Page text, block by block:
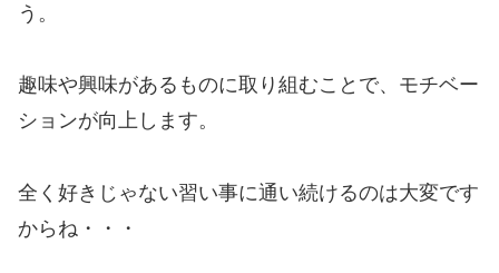
う。
趣味や興味があるものに取り組むことで、モチベー
ションが向上します。
全く好きじゃない習い事に通い続けるのは大変です
からね・・・